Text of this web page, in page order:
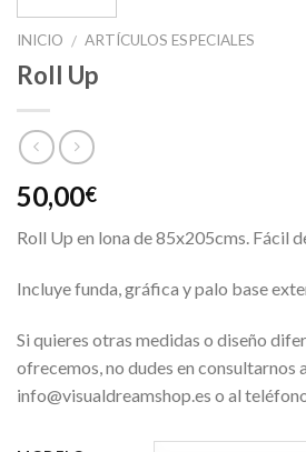
INICIO / ARTÍCULOS ESPECIALES
Roll Up
50,00€
Roll Up en lona de 85x205cms. Fácil
Incluye funda, gráfica y palo base
Si quieres otras medidas o diseño
ofrecemos, no dudes en consultarnos
info@visualdreamshop.es o al